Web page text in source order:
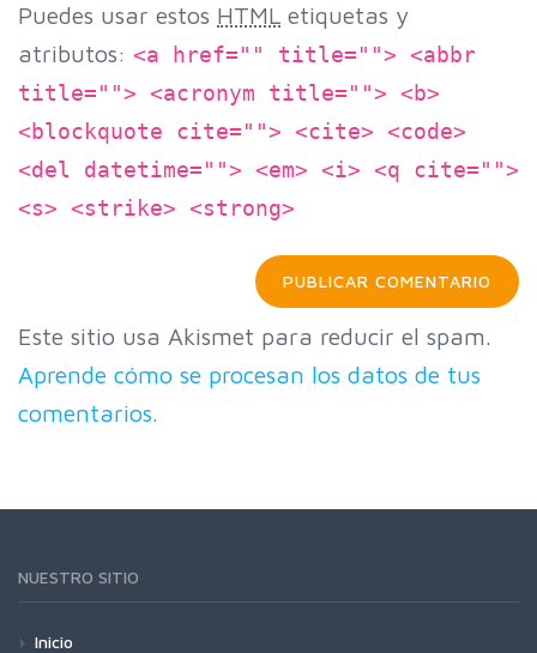
Puedes usar estos HTML etiquetas y
atributos: <a href="" title=""> <abbr
title=""> <acronym title=""> <b>
<blockquote cite=""> <cite> <code>
<del datetime=""> <em> <i> <q cite="">
<s> <strike> <strong>
Este sitio usa Akismet para reducir el spam.
Aprende cómo se procesan los datos de tus
comentarios.
NUESTRO SITIO
Inicio